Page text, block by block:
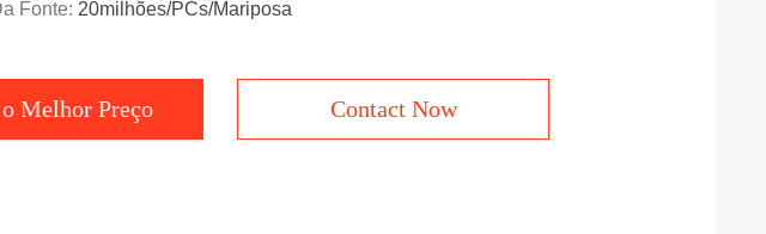
Fonte: 20milhões/PCs/mariposa
Melhor Preço Contact Now